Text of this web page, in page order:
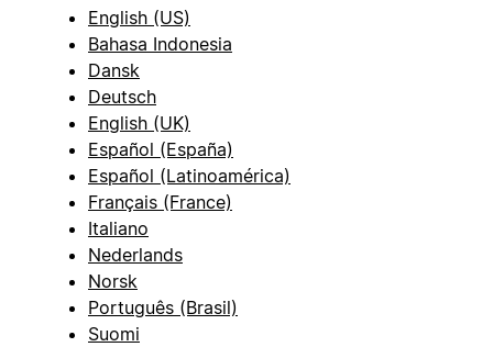
English (US)
Bahasa Indonesia
Dansk
Deutsch
English (UK)
Español (España)
Español (Latinoamérica)
Français (France)
Italiano
Nederlands
Norsk
Português (Brasil)
Suomi